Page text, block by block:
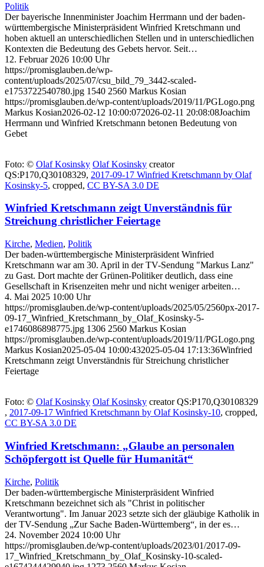
Politik
Der bayerische Innenminister Joachim Herrmann und der baden-
württembergische Ministerpräsident Winfried Kretschmann und
hoben aktuell an unterschiedlichen Stellen und in unterschiedlichen
Kontexten die Bedeutung des Gebets hervor. Seit…
12. Februar 2026 10:00 Uhr
https://promisglauben.de/wp-
content/uploads/2025/07/csu_bild_79_3442-scaled-
e1753722540780.jpg 1540 2560 Markus Kosian
https://promisglauben.de/wp-content/uploads/2019/11/PGLogo.png
Markus Kosian2026-02-12 10:00:072026-02-11 20:08:08Joachim
Herrmann und Winfried Kretschmann betonen Bedeutung von
Gebet
Foto: © Olaf Kosinsky Olaf Kosinsky creator
QS:P170,Q30108329, 2017-09-17 Winfried Kretschmann by Olaf
Kosinsky-5, cropped, CC BY-SA 3.0 DE
Winfried Kretschmann zeigt Unverständnis für
Streichung christlicher Feiertage
Kirche, Medien, Politik
Der baden-württembergische Ministerpräsident Winfried
Kretschmann war am 30. April in der TV-Sendung "Markus Lanz"
zu Gast. Dort machte der Grünen-Politiker deutlich, dass eine
Gesellschaft in Krisenzeiten mehr und nicht weniger arbeiten…
4. Mai 2025 10:00 Uhr
https://promisglauben.de/wp-content/uploads/2025/05/2560px-2017-
09-17_Winfried_Kretschmann_by_Olaf_Kosinsky-5-
e1746086898775.jpg 1306 2560 Markus Kosian
https://promisglauben.de/wp-content/uploads/2019/11/PGLogo.png
Markus Kosian2025-05-04 10:00:432025-05-04 17:13:36Winfried
Kretschmann zeigt Unverständnis für Streichung christlicher
Feiertage
Foto: © Olaf Kosinsky Olaf Kosinsky creator QS:P170,Q30108329
, 2017-09-17 Winfried Kretschmann by Olaf Kosinsky-10, cropped,
CC BY-SA 3.0 DE
Winfried Kretschmann: „Glaube an personalen
Schöpfergott ist Quelle für Humanität“
Kirche, Politik
Der baden-württembergische Ministerpräsident Winfried
Kretschmann bezeichnet sich als "Christ in politischer
Verantwortung". Im Januar 2023 setzte sich der gläubige Katholik in
der TV-Sendung „Zur Sache Baden-Württemberg“, in der es…
24. November 2024 10:00 Uhr
https://promisglauben.de/wp-content/uploads/2023/01/2017-09-
17_Winfried_Kretschmann_by_Olaf_Kosinsky-10-scaled-